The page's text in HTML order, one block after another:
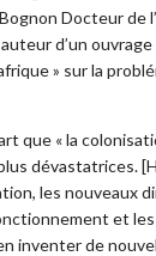
Docteur de
d’un
» sur la
que « la
dévastatrices.
les nouveaux
et
inventer de